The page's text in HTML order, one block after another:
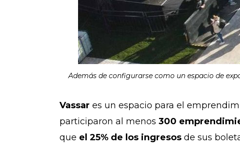
Además de configurarse como un espacio de
Vassar es un espacio para el
participaron al menos 300
que el 25% de los ingresos de sus